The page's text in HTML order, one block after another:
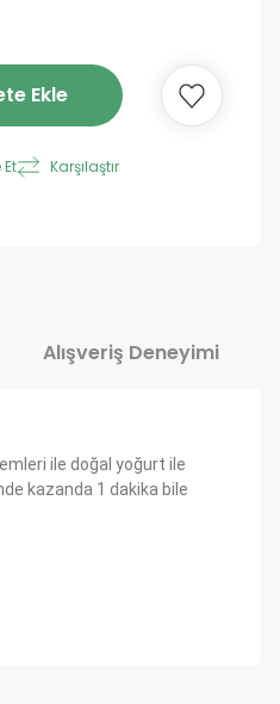
Ekle
Karşılaştır
Alışveriş Deneyimi
ile doğal yoğurt ile
kazanda 1 dakika bile